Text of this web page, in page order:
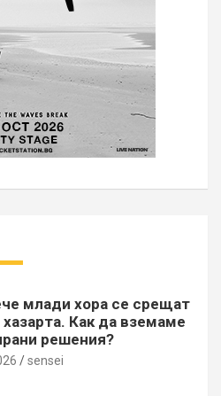
млади хора се срещат
хазарта. Как да вземаме
решения?
sensei